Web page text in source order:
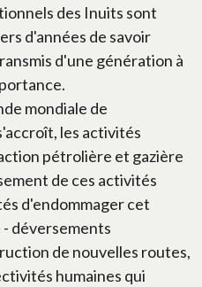
des Inuits sont
d'années de savoir
d'une génération à
mondiale de
les activités
pétrolière et gazière
de ces activités
d'endommager cet
déversements
de nouvelles routes,
humaines qui